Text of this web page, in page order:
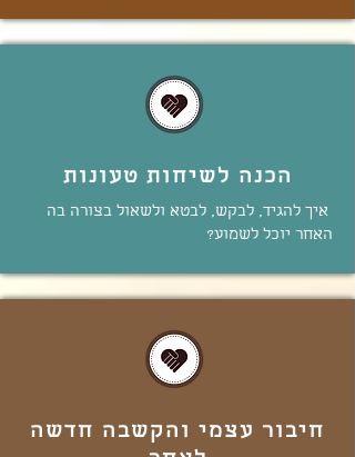
הכנה לשיחות טעונות
איך להגיד, לבקש, לבטא ולשאול בצורה בה
האחר יוכל לשמוע?
חיבור עצמי והקשבה חדשה